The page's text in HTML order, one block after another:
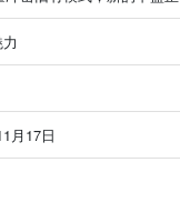
月17日